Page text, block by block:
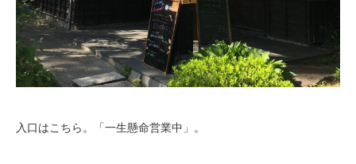
入口はこちら。「一生懸命営業中」。